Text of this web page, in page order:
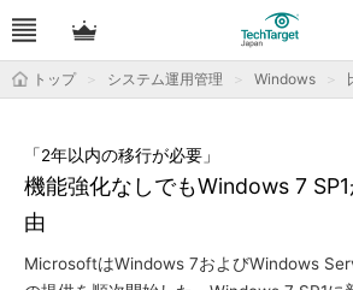
トップ システム運用管理 Windows
機能強化なしでもWindows 7
由
「2年以内の移行が必要」
MicrosoftはWindows 7およびWindows